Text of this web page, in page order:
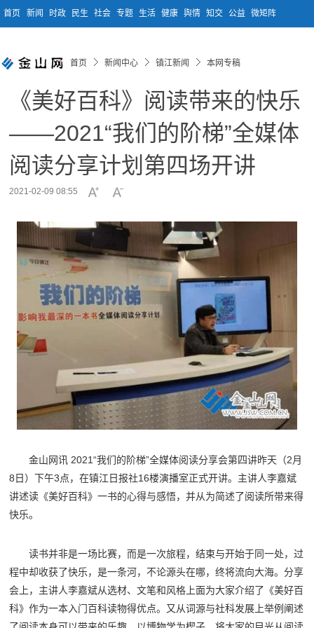
首页 新闻 时政 民生 社会 专题 生活 健康 舆情 知交 公益 微矩阵
首页 新闻中心 镇江新闻 本网专稿
《美好百科》阅读带来的快乐
——2021“我们的阶梯”全媒体
阅读分享计划第四场开讲
2021-02-09 08:55
金山网讯 2021“我们的阶梯”全媒体阅读分享会第四讲昨天（2月
8日）下午3点，在镇江日报社16楼演播室正式开讲。主讲人李嘉斌
讲述读《美好百科》一书的心得与感悟，并从为简述了阅读所带来得
快乐。
读书并非是一场比赛，而是一次旅程，结束与开始于同一处，过
程中却收获了快乐，是一条河，不论源头在哪，终将流向大海。分享
会上，主讲人李嘉斌从选材、文笔和风格上面为大家介绍了《美好百
科》作为一本入门百科读物得优点。又从词源与社科发展上举例阐述